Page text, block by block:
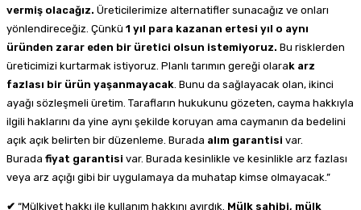
vermiş olacağız. Üreticilerimize alternatifler sunacağız ve onları
yönlendireceğiz. Çünkü 1 yıl para kazanan ertesi yıl o aynı
üründen zarar eden bir üretici olsun istemiyoruz. Bu risklerden
üreticimizi kurtarmak istiyoruz. Planlı tarımın gereği olarak arz
fazlası bir ürün yaşanmayacak. Bunu da sağlayacak olan, ikinci
ayağı sözleşmeli üretim. Tarafların hukukunu gözeten, cayma hakkıyla
ilgili haklarını da yine aynı şekilde koruyan ama caymanın da bedelini
açık açık belirten bir düzenleme. Burada alım garantisi var.
Burada fiyat garantisi var. Burada kesinlikle ve kesinlikle arz fazlası
veya arz açığı gibi bir uygulamaya da muhatap kimse olmayacak.”
✔ “Mülkiyet hakkı ile kullanım hakkını ayırdık. Mülk sahibi, mülk